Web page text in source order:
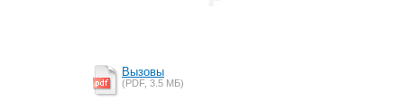
Вызовы
(PDF, 3.5 MБ)